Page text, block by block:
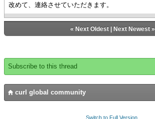
改めて、連絡させていただきます。
« Next Oldest| Next Newest»
Subscribe to this thread
curl global community
Switch to Full Version